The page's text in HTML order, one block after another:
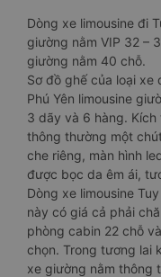
Dòng xe limousine đi
giường nằm VIP 32 –
giường nằm 40 chỗ.
Sơ đồ ghế của loại xe
Phú Yên limousine
3 dãy và 6 hàng.
thông thường một
che riêng, màn hình
được bọc da êm ái,
Dòng xe limousine
này có giá cả phải
phòng cabin 22 chỗ
chọn. Trong tương lai
xe giường nằm thông